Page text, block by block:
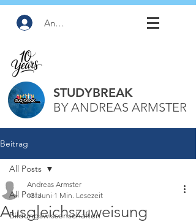
Anmelden
STUDYBREAK
BY ANDREAS ARMSTER
Beitrag
All Posts
Bildungswissenschaften
All Posts
Ausgleichszuweisung
Andreas Armster
13. Juni 1 Min. Lesezeit